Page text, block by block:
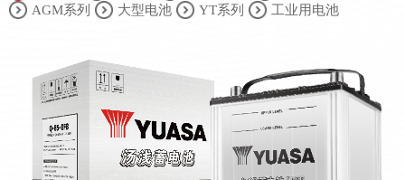
AGM系列
大型电池 YT系列 工业用电池